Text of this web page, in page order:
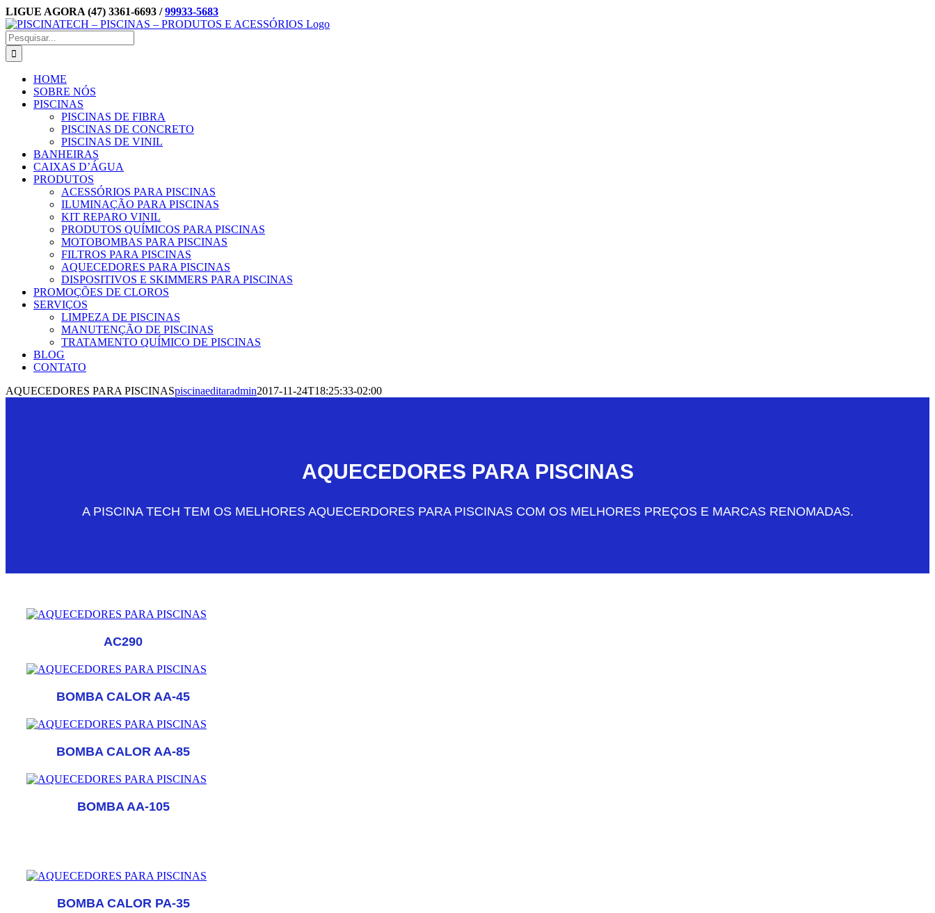
Ir
para
o
conteúdo
LIGUE AGORA (47) 3361-6693 /99933-5683
Facebook
Instagram
E-
mail
Buscar
resultados
para:
HOME
SOBRE NÓS
PISCINAS
PISCINAS DE FIBRA
PISCINAS DE CONCRETO
PISCINAS DE VINIL
BANHEIRAS
CAIXAS D’ÁGUA
PRODUTOS
ACESSÓRIOS PARA PISCINAS
ILUMINAÇÃO PARA PISCINAS
KIT REPARO VINIL
PRODUTOS QUÍMICOS PARA PISCINAS
MOTOBOMBAS PARA PISCINAS
FILTROS PARA PISCINAS
AQUECEDORES PARA PISCINAS
DISPOSITIVOS E SKIMMERS PARA PISCINAS
PROMOÇÕES DE CLOROS
SERVIÇOS
LIMPEZA DE PISCINAS
MANUTENÇÃO DE PISCINAS
TRATAMENTO QUÍMICO DE PISCINAS
BLOG
CONTATO
AQUECEDORES PARA PISCINASpiscinaeditaradmin2017-11-24T18:25:33-02:00
AQUECEDORES PARA PISCINAS
A PISCINA TECH TEM OS MELHORES AQUECERDORES PARA PISCINAS COM OS MELHORES PREÇOS E MARCAS RENOMADAS.
AC290
BOMBA CALOR AA-45
BOMBA CALOR AA-85
BOMBA AA-105
BOMBA CALOR PA-35